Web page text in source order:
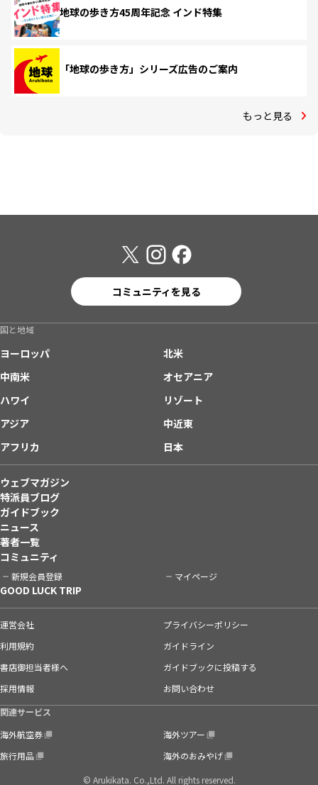
地球の歩き方45周年記念 インド特集
「地球の歩き方」シリーズ広告のご案内
もっと見る
コミュニティを見る
国と地域
ヨーロッパ
北米
中南米
オセアニア
ハワイ
リゾート
アジア
中近東
アフリカ
日本
ウェブマガジン
特派員ブログ
ガイドブック
ニュース
著者一覧
コミュニティ
新規会員登録 マイページ
GOOD LUCK TRIP
運営会社
プライバシーポリシー
利用規約
ガイドライン
書店御担当者様へ
ガイドブックに投稿する
採用情報
お問い合わせ
関連サービス
海外航空券
海外ツアー
旅行用品
海外のおみやげ
© Arukikata. Co.,Ltd. All rights reserved.